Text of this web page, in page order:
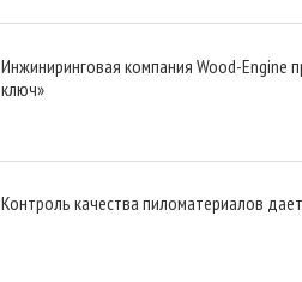
Инжиниринговая компания Wood-
ключ»
Контроль качества пиломатериалов